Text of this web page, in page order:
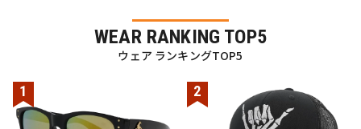
WEAR RANKING TOP5
ウェア ランキングTOP5